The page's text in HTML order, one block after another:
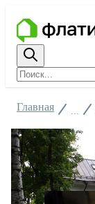
Главная